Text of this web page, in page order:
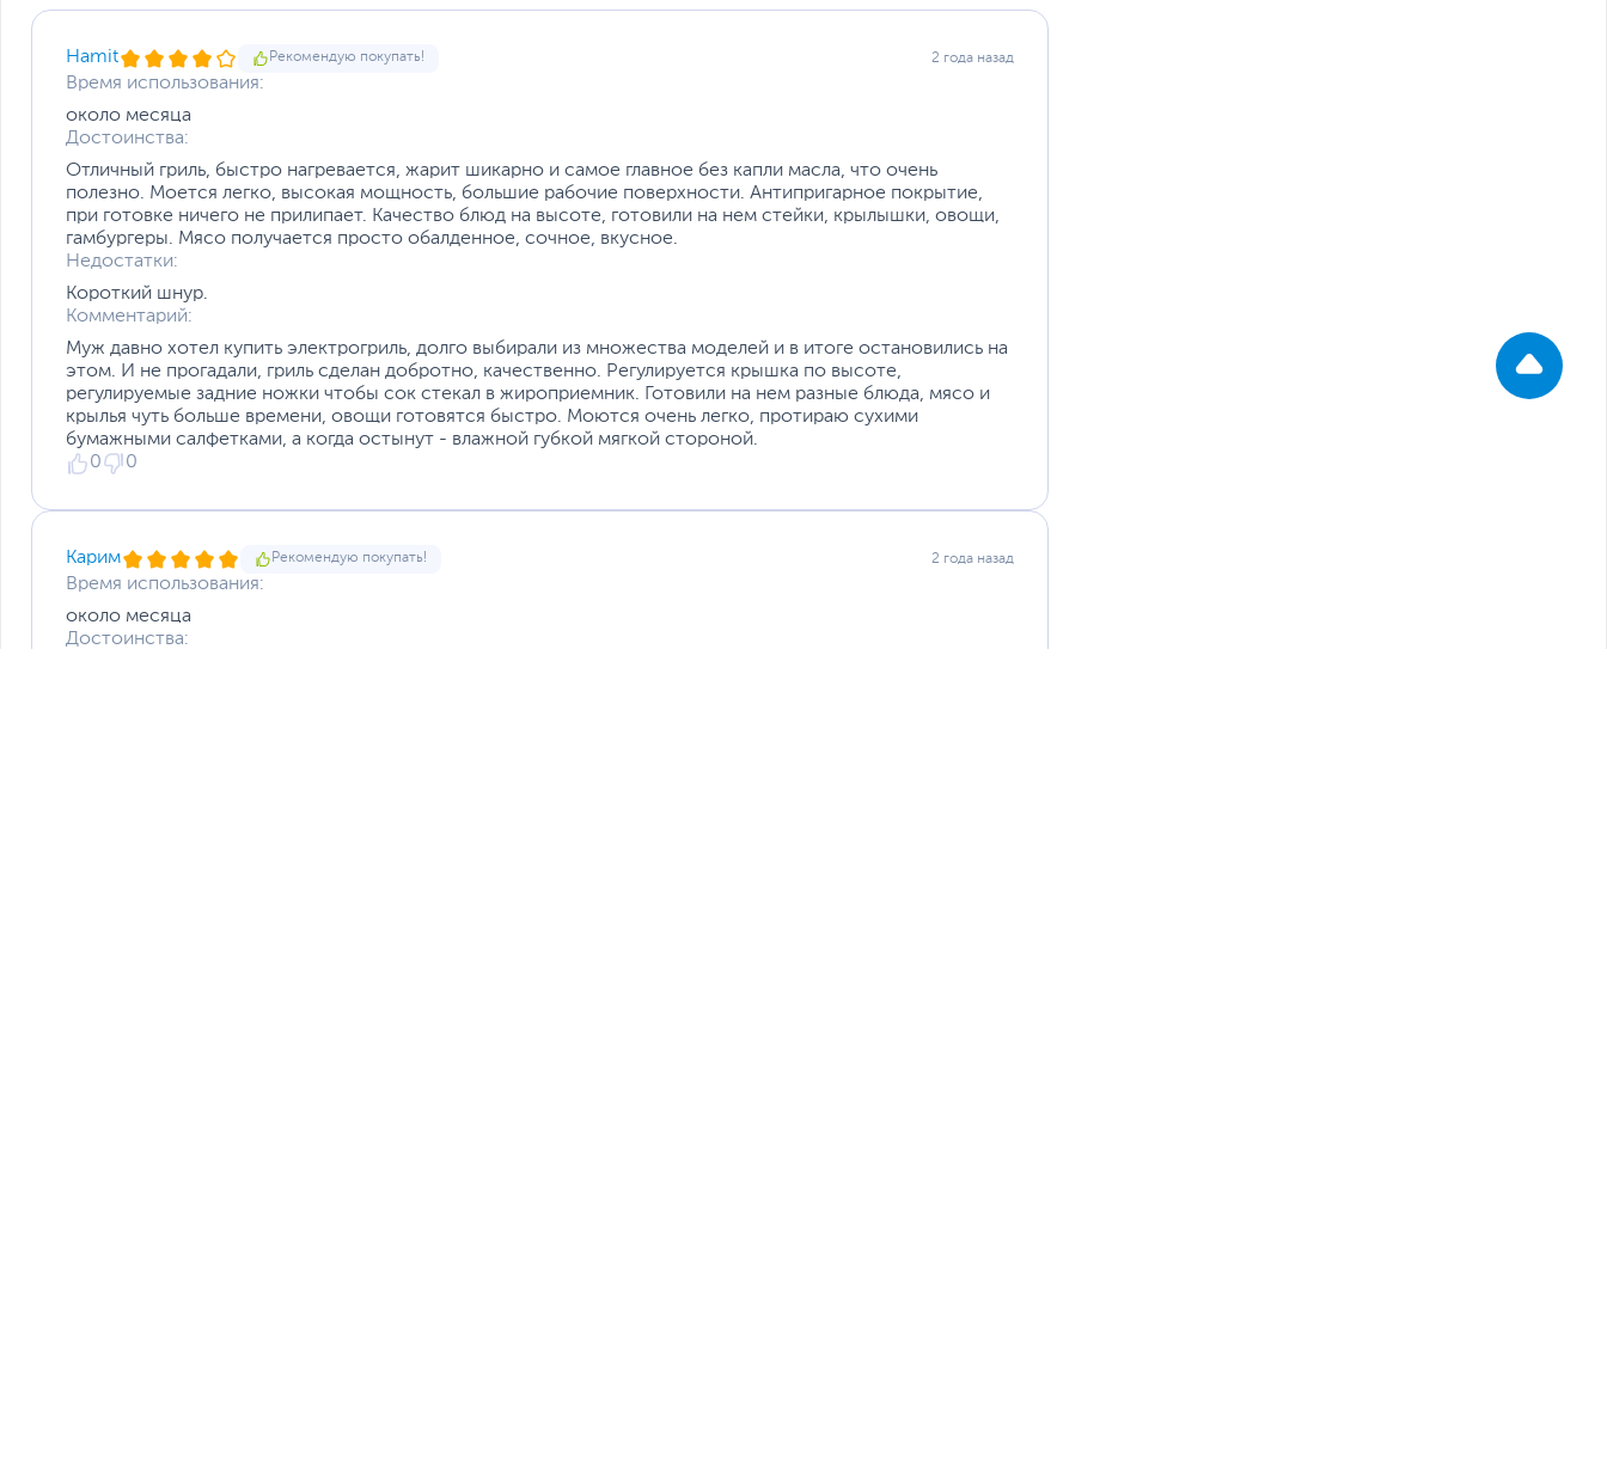
Hamit Рекомендую покупать! 2 года назад
Время использования:
около месяца
Достоинства:
Отличный гриль, быстро нагревается, жарит шикарно и самое главное без капли масла, что очень
полезно. Моется легко, высокая мощность, большие рабочие поверхности. Антипригарное покрытие,
при готовке ничего не прилипает. Качество блюд на высоте, готовили на нем стейки, крылышки, овощи,
гамбургеры. Мясо получается просто обалденное, сочное, вкусное.
Недостатки:
Короткий шнур.
Комментарий:
Муж давно хотел купить электрогриль, долго выбирали из множества моделей и в итоге остановились на
этом. И не прогадали, гриль сделан добротно, качественно. Регулируется крышка по высоте,
регулируемые задние ножки чтобы сок стекал в жироприемник. Готовили на нем разные блюда, мясо и
крылья чуть больше времени, овощи готовятся быстро. Моются очень легко, протираю сухими
бумажными салфетками, а когда остынут - влажной губкой мягкой стороной.
0
0
Карим Рекомендую покупать! 2 года назад
Время использования:
около месяца
Достоинства: